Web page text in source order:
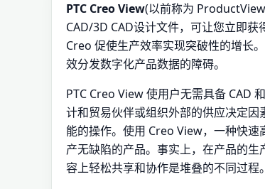
PTC Creo View(以前称为
CAD/3D CAD设计文件，可让您立即
Creo 促使生产效率实现突破性的增长
效分发数字化产品数据的障碍。
PTC Creo View 使用户无需具备 CAD
计和贸易伙伴或组织外部的供应决定
能的操作。使用 Creo View，一种快
产无缺陷的产品。事实上，在产品的生
容上轻松共享和协作是堆叠的不同过程。